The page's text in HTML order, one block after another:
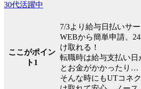
30代活躍中
ここがポイン
ト1
7/3より給与日払いサー
WEBから簡単申請、
け取れる！
転職時は給与支払い
とお金がかかったり…
そんな時にもUTコネ